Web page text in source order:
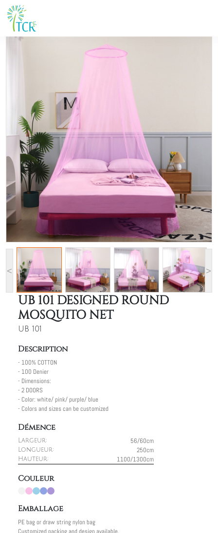
Maison / Produits / UB 101
< >
UB 101 DESIGNED ROUND
MOSQUITO NET
UB 101
Description
- 100% COTTON
- 100 Denier
- Dimensions:
- 2 DOORS
- Color: white/ pink/ purple/ blue
- Colors and sizes can be customized
Démence
Largeur: 56/60cm
Longueur: 250cm
Hauteur: 1100/1300cm
Couleur
Emballage
PE bag or draw string nylon bag
Customized packing and design available.